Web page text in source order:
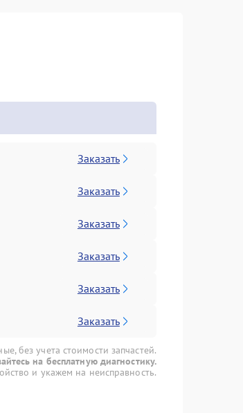
Заказать
Заказать
Заказать
Заказать
Заказать
Заказать
без учета стоимости запчастей.
на бесплатную диагностику.
и укажем на неисправность.